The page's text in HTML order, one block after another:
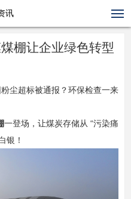
讯
棚让企业绿色转型
尘超标被通报？环保检查一来
一登场，让煤炭存储从 “污染痛
银！​